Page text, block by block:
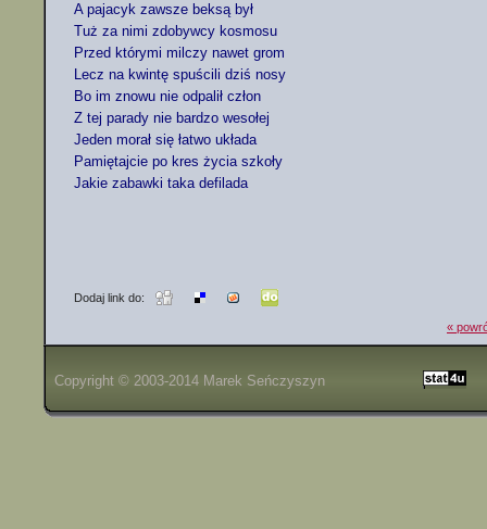
A pajacyk zawsze beksą był
Tuż za nimi zdobywcy kosmosu
Przed którymi milczy nawet grom
Lecz na kwintę spuścili dziś nosy
Bo im znowu nie odpalił człon
Z tej parady nie bardzo wesołej
Jeden morał się łatwo układa
Pamiętajcie po kres życia szkoły
Jakie zabawki taka defilada
Dodaj link do:
«
Copyright © 2003-2014 Marek Seńczyszyn